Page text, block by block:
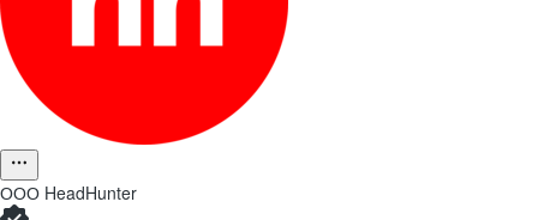
ООО HeadHunter